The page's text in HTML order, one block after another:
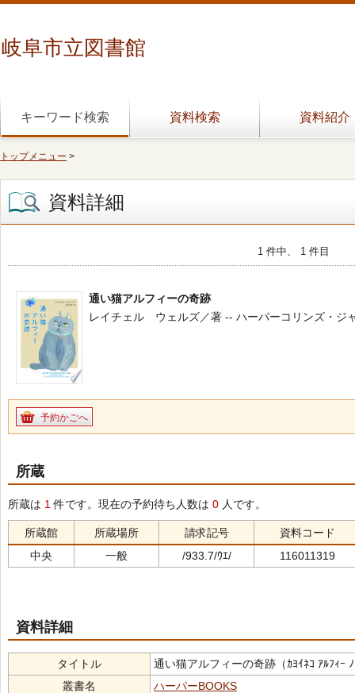
岐阜市立図書館
キーワード検索 資料検索 資料紹介
トップメニュー >
資料詳細
1 件中、 1 件目
通い猫アルフィーの奇跡
レイチェル ウェルズ／著 -- ハーパーコリンズ・ジ
予約かごへ
所蔵
所蔵は 1 件です。現在の予約待ち人数は 0 人です。
所蔵館 所蔵場所 請求記号
資料コード
中央
一般 /933.7/ｳｴ/ 116011319
資料詳細
タイトル
通い猫アルフィーの奇跡（ｶﾖｲﾈｺ ｱﾙﾌｨｰ
叢書名
ハーパーBOOKS